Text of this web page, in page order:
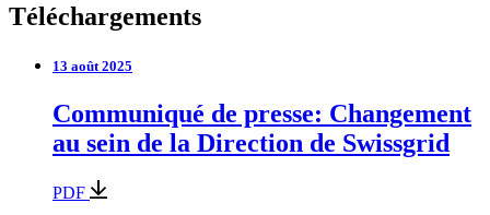
Téléchargements
13 août 2025
Communiqué de presse: Changement
au sein de la Direction de Swissgrid
PDF